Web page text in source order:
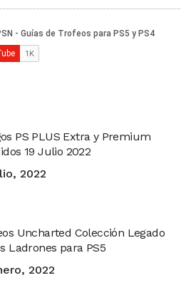
PS PLUS Extra y Premium
19 Julio 2022
2022
Uncharted Colección Legado
Ladrones para PS5
2022